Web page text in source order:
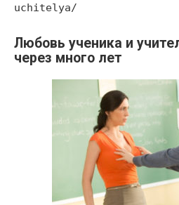
uchitelya/
Любовь ученика и
через много лет